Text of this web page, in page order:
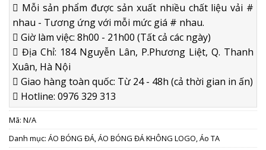
Mỗi sản phẩm được sản xuất nhiều chất liệu vải #
nhau - Tương ứng với mỗi mức giá # nhau.
Giờ làm việc: 8h00 - 21h00 (Tất cả các ngày)
Địa Chỉ: 184 Nguyễn Lân, P.Phương Liệt, Q. Thanh
Xuân, Hà Nội
Giao hàng toàn quốc: Từ 24 - 48h (cả thời gian in ấn)
Hotline: 0976 329 313
Mã: N/A
Danh mục: ÁO BÓNG ĐÁ,ÁO BÓNG ĐÁ KHÔNG LOGO,Áo TA